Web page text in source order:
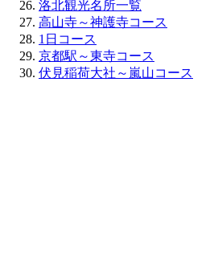
洛北観光名所一覧
高山寺～神護寺コース
1日コース
京都駅～東寺コース
伏見稲荷大社～嵐山コース